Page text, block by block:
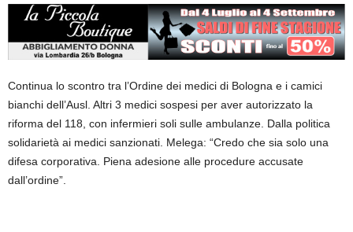
Continua lo scontro tra l’Ordine dei medici di Bologna e i camici
bianchi dell’Ausl. Altri 3 medici sospesi per aver autorizzato la
riforma del 118, con infermieri soli sulle ambulanze. Dalla politica
solidarietà ai medici sanzionati. Melega: “Credo che sia solo una
difesa corporativa. Piena adesione alle procedure accusate
dall’ordine”.